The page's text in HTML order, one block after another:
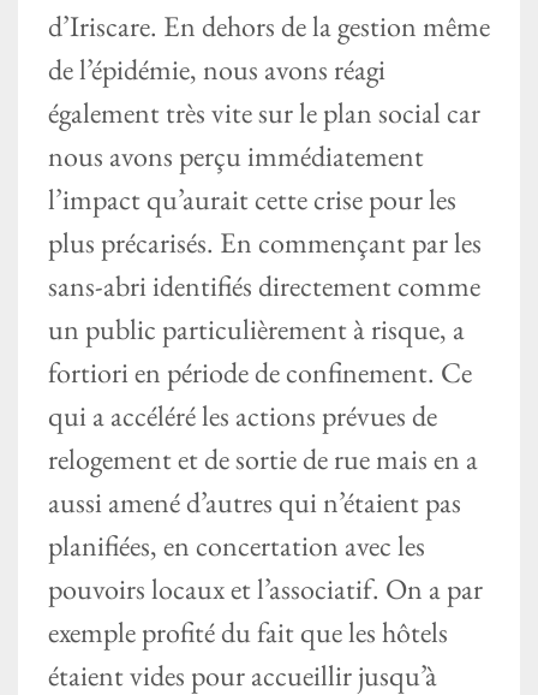
d’Iriscare. En dehors de la gestion même
de l’épidémie, nous avons réagi
également très vite sur le plan social car
nous avons perçu immédiatement
l’impact qu’aurait cette crise pour les
plus précarisés. En commençant par les
sans-abri identifiés directement comme
un public particulièrement à risque, a
fortiori en période de confinement. Ce
qui a accéléré les actions prévues de
relogement et de sortie de rue mais en a
aussi amené d’autres qui n’étaient pas
planifiées, en concertation avec les
pouvoirs locaux et l’associatif. On a par
exemple profité du fait que les hôtels
étaient vides pour accueillir jusqu’à